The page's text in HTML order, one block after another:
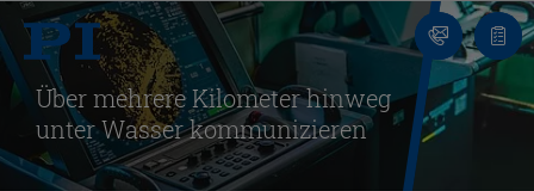
Kontakt
Über mehrere Kilometer hinweg
unter Wasser kommunizieren